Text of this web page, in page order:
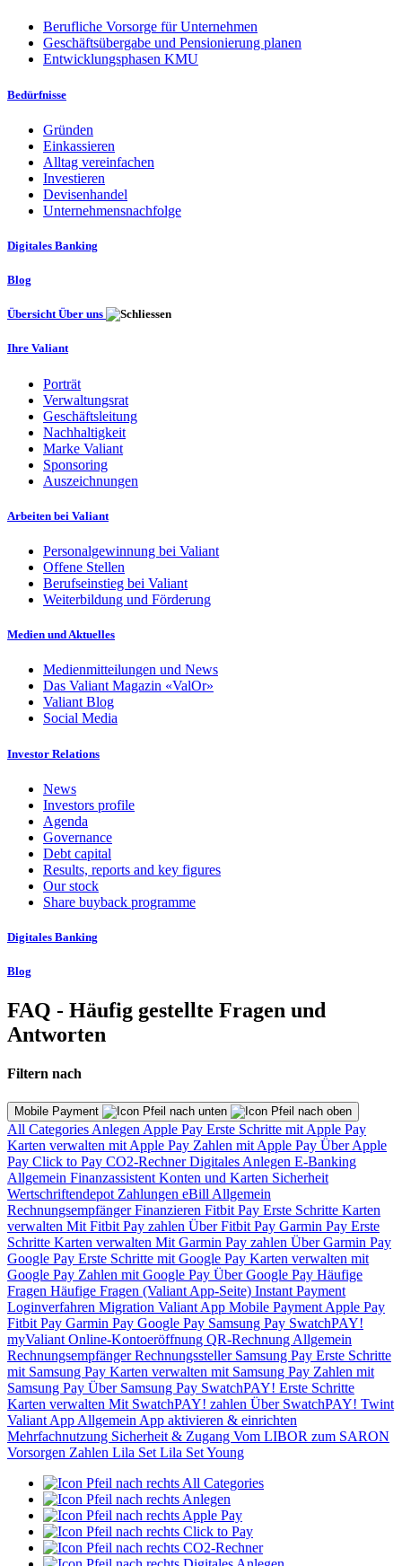
Berufliche Vorsorge für Unternehmen
Geschäftsübergabe und Pensionierung planen
Entwicklungsphasen KMU
Bedürfnisse
Gründen
Einkassieren
Alltag vereinfachen
Investieren
Devisenhandel
Unternehmensnachfolge
Digitales Banking
Blog
Übersicht Über uns
Ihre Valiant
Porträt
Verwaltungsrat
Geschäftsleitung
Nachhaltigkeit
Marke Valiant
Sponsoring
Auszeichnungen
Arbeiten bei Valiant
Personalgewinnung bei Valiant
Offene Stellen
Berufseinstieg bei Valiant
Weiterbildung und Förderung
Medien und Aktuelles
Medienmitteilungen und News
Das Valiant Magazin «ValOr»
Valiant Blog
Social Media
Investor Relations
News
Investors profile
Agenda
Governance
Debt capital
Results, reports and key figures
Our stock
Share buyback programme
Digitales Banking
Blog
FAQ - Häufig gestellte Fragen und
Antworten
Filtern nach
Mobile Payment
All Categories Anlegen Apple Pay Erste Schritte mit Apple Pay
Karten verwalten mit Apple Pay Zahlen mit Apple Pay Über Apple
Pay Click to Pay CO2-RechnerDigitales Anlegen E-Banking
Allgemein Finanzassistent Konten und Karten Sicherheit
Wertschriftendepot Zahlungen eBill Allgemein
RechnungsempfängerFinanzieren Fitbit Pay Erste Schritte Karten
verwalten Mit Fitbit Pay zahlen Über Fitbit Pay Garmin Pay Erste
Schritte Karten verwalten Mit Garmin Pay zahlen Über Garmin Pay
Google Pay Erste Schritte mit Google Pay Karten verwalten mit
Google Pay Zahlen mit Google Pay Über Google Pay Häufige
Fragen Häufige Fragen (Valiant App-Seite) Instant Payment
Loginverfahren Migration Valiant App Mobile Payment Apple Pay
Fitbit Pay Garmin Pay Google Pay Samsung Pay SwatchPAY!
myValiant Online-Kontoeröffnung QR-Rechnung Allgemein
RechnungsempfängerRechnungssteller Samsung Pay Erste Schritte
mit Samsung Pay Karten verwalten mit Samsung Pay Zahlen mit
Samsung Pay Über Samsung Pay SwatchPAY! Erste Schritte
Karten verwalten Mit SwatchPAY! zahlen Über SwatchPAY! Twint
Valiant App Allgemein App aktivieren & einrichten
Mehrfachnutzung Sicherheit & Zugang Vom LIBOR zum SARON
Vorsorgen Zahlen Lila Set Lila Set Young
All Categories
Anlegen
Apple Pay
Click to Pay
CO2-Rechner